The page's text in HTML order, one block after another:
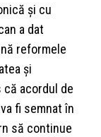
şi cu
a dat
reformele
şi
că acordul de
fi semnat în
să continue